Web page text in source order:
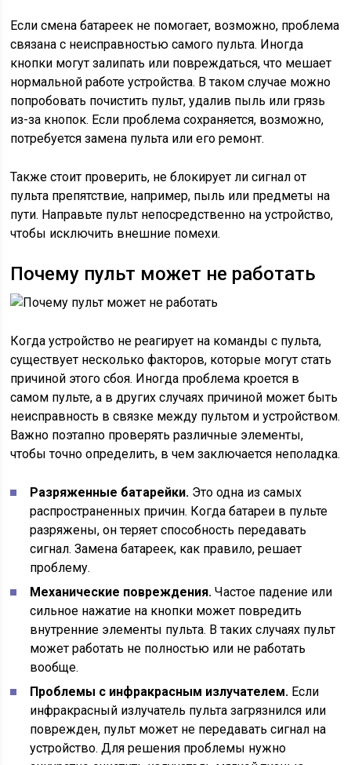
Если смена батареек не помогает, возможно, проблема
связана с неисправностью самого пульта. Иногда
кнопки могут залипать или повреждаться, что мешает
нормальной работе устройства. В таком случае можно
попробовать почистить пульт, удалив пыль или грязь
из-за кнопок. Если проблема сохраняется, возможно,
потребуется замена пульта или его ремонт.
Также стоит проверить, не блокирует ли сигнал от
пульта препятствие, например, пыль или предметы на
пути. Направьте пульт непосредственно на устройство,
чтобы исключить внешние помехи.
Почему пульт может не работать
Когда устройство не реагирует на команды с пульта,
существует несколько факторов, которые могут стать
причиной этого сбоя. Иногда проблема кроется в
самом пульте, а в других случаях причиной может быть
неисправность в связке между пультом и устройством.
Важно поэтапно проверять различные элементы,
чтобы точно определить, в чем заключается неполадка.
Разряженные батарейки. Это одна из самых
распространенных причин. Когда батареи в пульте
разряжены, он теряет способность передавать
сигнал. Замена батареек, как правило, решает
проблему.
Механические повреждения. Частое падение или
сильное нажатие на кнопки может повредить
внутренние элементы пульта. В таких случаях пульт
может работать не полностью или не работать
вообще.
Проблемы с инфракрасным излучателем. Если
инфракрасный излучатель пульта загрязнился или
поврежден, пульт может не передавать сигнал на
устройство. Для решения проблемы нужно